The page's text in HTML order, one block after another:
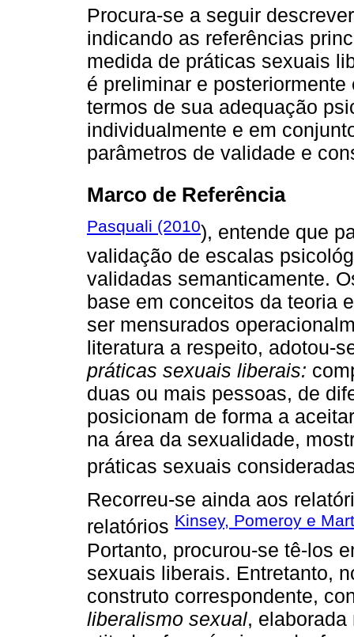
Procura-se a seguir
indicando as referências
medida de práticas sexuais
é preliminar e
termos de sua adequação
individualmente e em
parâmetros de validade e
Marco de Referência
Pasquali (2010), entende que
validação de escalas
validadas semanticamente.
base em conceitos da teoria
ser mensurados
literatura a respeito, adotou-
práticas sexuais liberais:
duas ou mais pessoas, de
posicionam de forma a
na área da sexualidade,
práticas sexuais
Recorreu-se ainda aos
relatórios Kinsey, Pomeroy e
Portanto, procurou-se tê-los
sexuais liberais. Entretanto,
construto correspondente,
liberalismo sexual,